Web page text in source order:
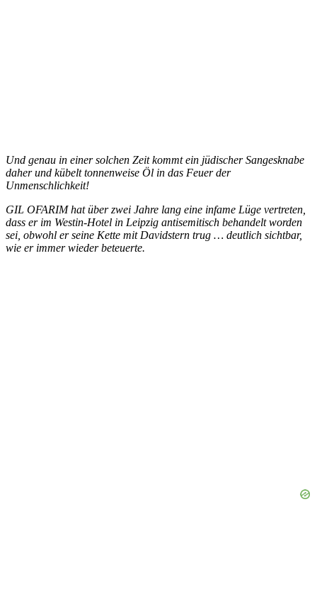
Und genau in einer solchen Zeit kommt ein jüdischer Sangesknabe
daher und kübelt tonnenweise Öl in das Feuer der
Unmenschlichkeit!
GIL OFARIM hat über zwei Jahre lang eine infame Lüge vertreten,
dass er im Westin-Hotel in Leipzig antisemitisch behandelt worden
sei, obwohl er seine Kette mit Davidstern trug … deutlich sichtbar,
wie er immer wieder beteuerte.